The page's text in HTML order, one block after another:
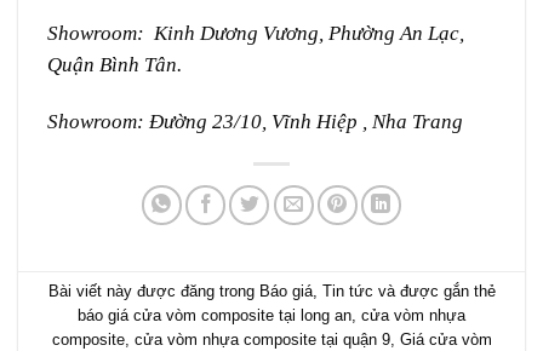
Showroom: Kinh Dương Vương, Phường An Lạc,
Quận Bình Tân.
Showroom: Đường 23/10, Vĩnh Hiệp , Nha Trang
Bài viết này được đăng trong Báo giá, Tin tức và được gắn thẻ
báo giá cửa vòm composite tại long an, cửa vòm nhựa
composite, cửa vòm nhựa composite tại quận 9, Giá cửa vòm